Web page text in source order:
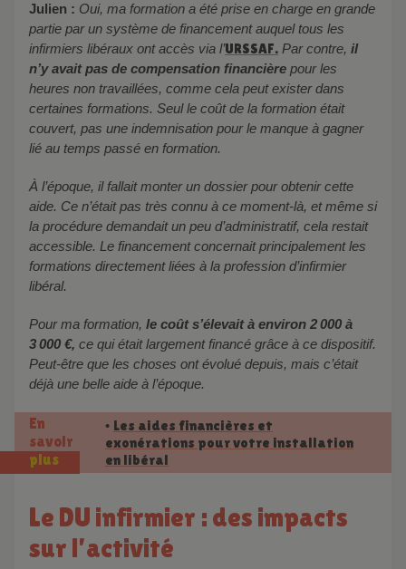
Julien : Oui, ma formation a été prise en charge en grande
partie par un système de financement auquel tous les
infirmiers libéraux ont accès via l’URSSAF. Par contre, il
n’y avait pas de compensation financière pour les
heures non travaillées, comme cela peut exister dans
certaines formations. Seul le coût de la formation était
couvert, pas une indemnisation pour le manque à gagner
lié au temps passé en formation.
À l’époque, il fallait monter un dossier pour obtenir cette
aide. Ce n’était pas très connu à ce moment-là, et même si
la procédure demandait un peu d’administratif, cela restait
accessible. Le financement concernait principalement les
formations directement liées à la profession d’infirmier
libéral.
Pour ma formation, le coût s’élevait à environ 2 000 à
3 000 €, ce qui était largement financé grâce à ce dispositif.
Peut-être que les choses ont évolué depuis, mais c’était
déjà une belle aide à l’époque.
En
savoir
plus
• Les aides financières et
exonérations pour votre installation
en libéral
Le DU infirmier : des impacts
sur l’activité